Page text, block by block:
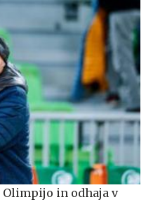
Olimpijo in odhaja v